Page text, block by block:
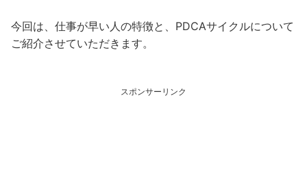
今回は、仕事が早い人の特徴と、PDCAサイクルについて
ご紹介させていただきます。
スポンサーリンク